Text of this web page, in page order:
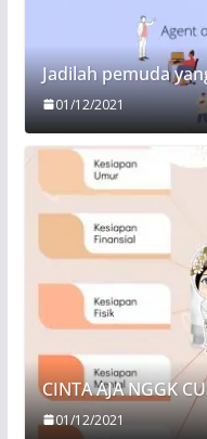
Jadilah pemuda
01/12/2021
CINTA AJA NGGK
01/12/2021